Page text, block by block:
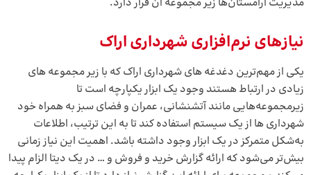
نیازهای نرم‌افزاری شهرداری اراک
یکی از مهم‌ترین دغدغه های شهرداری اراک که با زیر مجموعه های
زیادی در ارتباط هستند وجود یک ابزار یکپارچه است تا
زیرمجموعه‌هایی مانند آتشنشانی، عمران و فضای سبز به همراه خود
شهرداری ها از یک سیستم استفاده کند تا به این ترتیب، اطلاعات
به‌شکل متمرکز در یک ابزار وجود داشته باشد. اهمیت این نیاز زمانی
بیش‌تر می‌شود که ارائه گزارش خرید و فروش و … در یک دیتا الزام پیدا